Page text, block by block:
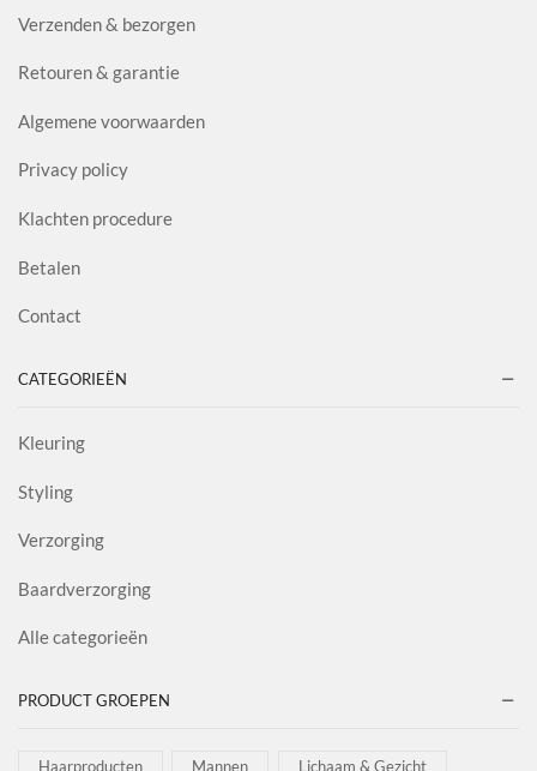
Verzenden & bezorgen
Retouren & garantie
Algemene voorwaarden
Privacy policy
Klachten procedure
Betalen
Contact
CATEGORIEËN
Kleuring
Styling
Verzorging
Baardverzorging
Alle categorieën
PRODUCT GROEPEN
Haarproducten Mannen Lichaam & Gezicht